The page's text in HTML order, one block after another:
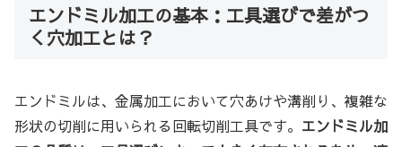
エンドミル加工の基本：工具選びで差がつ
く穴加工とは？
エンドミルは、金属加工において穴あけや溝削り、複雑な
形状の切削に用いられる回転切削工具です。 エンドミル加